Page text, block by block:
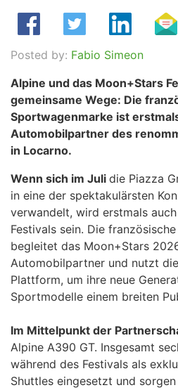
Posted by: Fabio Simeon
Alpine und das Moon+Stars
gemeinsame Wege: Die
Sportwagenmarke ist
Automobilpartner des
in Locarno.
Wenn sich im Juli die Piazza
in eine der spektakulärsten
verwandelt, wird erstmals
Festivals sein. Die
begleitet das Moon+Stars
Automobilpartner und nutzt
Plattform, um ihre neue
Sportmodelle einem breiten
Im Mittelpunkt der
Alpine A390 GT. Insgesamt
während des Festivals als
Shuttles eingesetzt und